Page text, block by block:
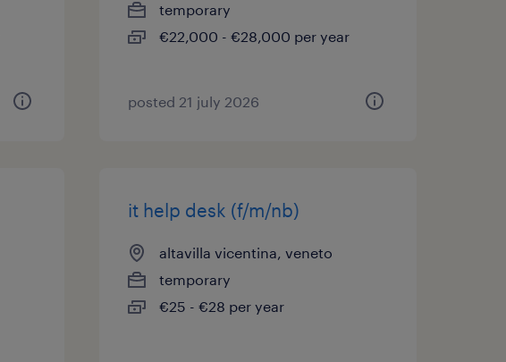
temporary
€22,000 - €28,000 per year
posted 21 july 2026
it help desk (f/m/nb)
altavilla vicentina, veneto
temporary
€25 - €28 per year